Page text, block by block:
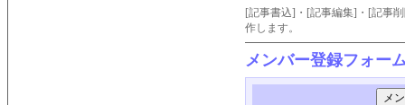
[記事書込]・[記事編集]・[記事
作します。
メンバー登録フォー